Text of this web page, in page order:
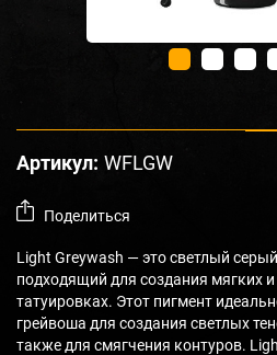
Артикул: WFLGW
Поделиться
Light Greywash — это светлый
подходящий для создания мягких
татуировках. Этот пигмент
грейвоша для создания светлых
также для смягчения контуров.